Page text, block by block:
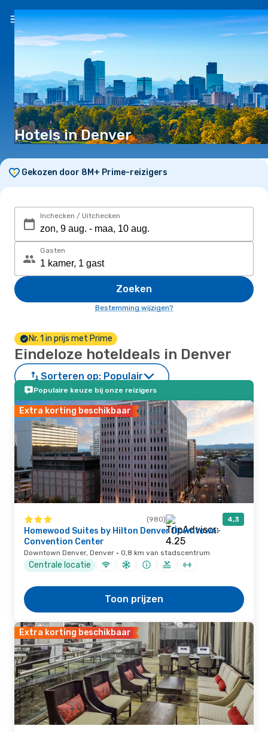
NL(€)
Hotels in Denver
Gekozen door 8M+ Prime-reizigers
Inchecken / Uitchecken
Gasten
Zoeken
Bestemming wijzigen?
Nr. 1 in prijs met Prime
Eindeloze hoteldeals in Denver
Sorteren op: Populair
Populaire keuze bij onze reizigers
Extra korting beschikbaar
(980) 4,3
Homewood Suites by Hilton Denver Downtown-
Convention Center
Downtown Denver, Denver · 0,8 km van stadscentrum
Centrale locatie
Toon prijzen
Extra korting beschikbaar